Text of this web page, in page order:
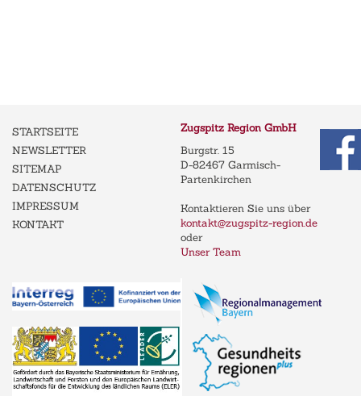
STARTSEITE
NEWSLETTER
SITEMAP
DATENSCHUTZ
IMPRESSUM
KONTAKT
Zugspitz Region GmbH
Burgstr. 15
D-82467 Garmisch-
Partenkirchen
Kontaktieren Sie uns über
kontakt@zugspitz-region.de
oder
Unser Team